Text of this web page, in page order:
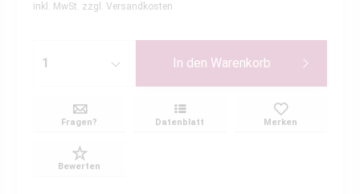
inkl. MwSt. zzgl. Versandkosten
In den Warenkorb
Fragen? Datenblatt Merken
Bewerten